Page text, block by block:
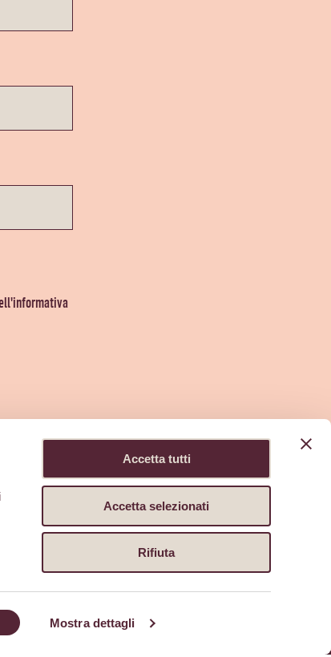
Mostra dettagli
Accetta tutti
Accetta selezionati
Rifiuta